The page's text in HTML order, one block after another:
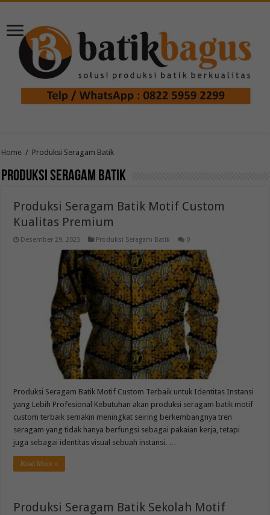
Home / Produksi Seragam Batik
Produksi Seragam Batik
Produksi Seragam Batik Motif Custom
Kualitas Premium
Desember 29, 2025 Produksi Seragam Batik 0
Produksi Seragam Batik Motif Custom Terbaik untuk Identitas Instansi
yang Lebih Profesional Kebutuhan akan produksi seragam batik motif
custom terbaik semakin meningkat seiring berkembangnya tren
seragam yang tidak hanya berfungsi sebagai pakaian kerja, tetapi
juga sebagai identitas visual sebuah instansi. …
Read More »
Produksi Seragam Batik Sekolah Motif